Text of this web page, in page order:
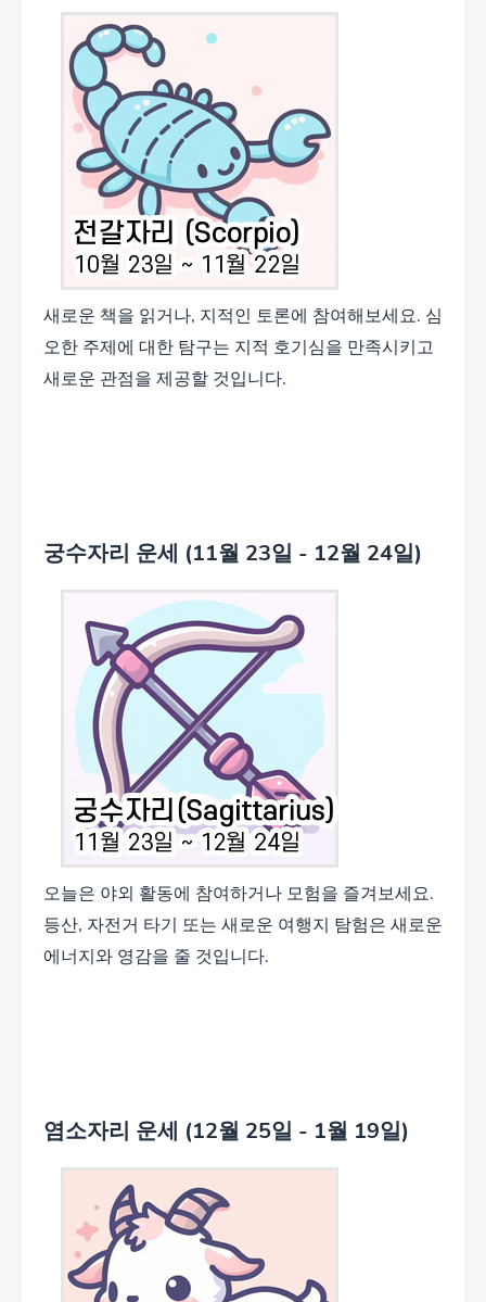
새로운 책을 읽거나, 지적인 토론에 참여해보세요. 심
오한 주제에 대한 탐구는 지적 호기심을 만족시키고
새로운 관점을 제공할 것입니다.
궁수자리 운세 (11월 23일 - 12월 24일)
오늘은 야외 활동에 참여하거나 모험을 즐겨보세요.
등산, 자전거 타기 또는 새로운 여행지 탐험은 새로운
에너지와 영감을 줄 것입니다.
염소자리 운세 (12월 25일 - 1월 19일)